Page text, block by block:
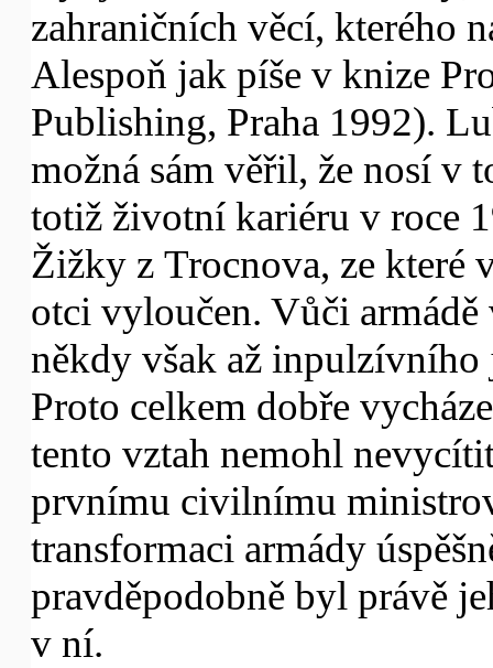
zahraničních věcí, kterého
Alespoň jak píše v knize
Publishing, Praha 1992).
možná sám věřil, že nosí v
totiž životní kariéru v roce
Žižky z Trocnova, ze které
otci vyloučen. Vůči armádě
někdy však až inpulzívního
Proto celkem dobře
tento vztah nemohl
prvnímu civilnímu
transformaci armády
pravděpodobně byl právě
v ní.